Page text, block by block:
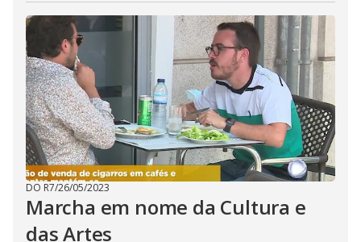
DO R7/26/05/2023
Marcha em nome da Cultura e
das Artes